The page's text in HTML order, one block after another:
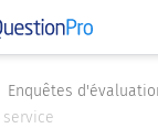
Enquêtes